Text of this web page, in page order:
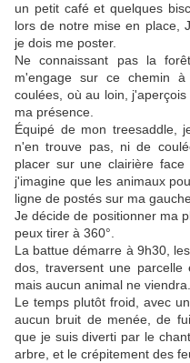
un petit café et quelques
lors de notre mise en place,
je dois me poster.
Ne connaissant pas la
m'engage sur ce chemin
coulées, où au loin,
ma présence.
Équipé de mon treesaddle,
n'en trouve pas, ni de
placer sur une clairière
j'imagine que les animaux
ligne de postés sur ma
Je décide de positionner ma
peux tirer à 360°.
La battue démarre à 9h30,
dos, traversent une parcelle
mais aucun animal ne viendra.
Le temps plutôt froid, avec
aucun bruit de menée, de
que je suis diverti par le
arbre, et le crépitement des